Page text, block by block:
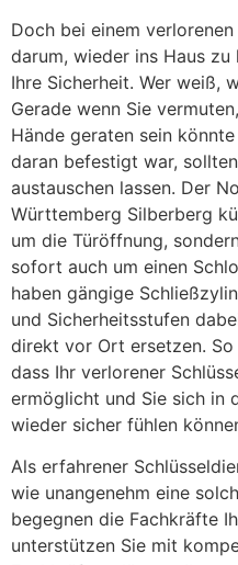
Doch bei einem
darum, wieder ins Haus
Ihre Sicherheit. Wer weiß,
Gerade wenn Sie
Hände geraten sein
daran befestigt war,
austauschen lassen. Der
Württemberg Silberberg
um die Türöffnung,
sofort auch um einen
haben gängige
und Sicherheitsstufen
direkt vor Ort ersetzen.
dass Ihr verlorener
ermöglicht und Sie sich in
wieder sicher fühlen
Als erfahrener
wie unangenehm eine
begegnen die Fachkräfte
unterstützen Sie mit